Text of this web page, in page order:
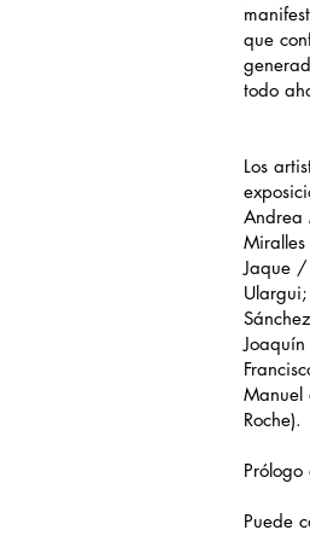
que
todo
Los
Andrea
Jaque /
Manuel
Roche).
Puede